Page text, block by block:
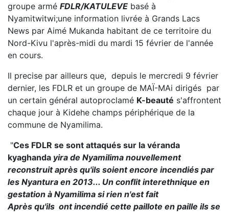
groupe armé FDLR/KATULEVE basé à
Nyamitwitwi;une information livrée à Grands Lacs
News par Aimé Mukanda habitant de ce territoire du
Nord-Kivu l'après-midi du mardi 15 février de l'année
en cours.
Il precise par ailleurs que, depuis le mercredi 9 février
dernier, les FDLR et un groupe de MAÏ-MAi dirigés par
un certain général autoproclamé K-beauté s'affrontent
chaque jour à Kidehe champs périphérique de la
commune de Nyamilima.
"Ces FDLR se sont attaqués sur la véranda
kyaghanda yira de Nyamilima nouvellement
reconstruit après qu'ils soient encore incendiés par
les Nyantura en 2013... Un conflit interethnique en
gestation à Nyamilima si rien n'est fait
Après qu'ils ont incendié cette paillote en paille ils se